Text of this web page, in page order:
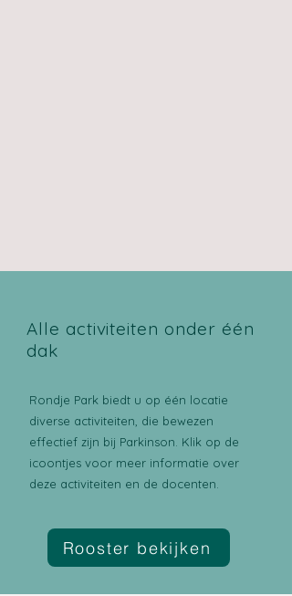
Alle activiteiten onder één
dak
Rondje Park biedt u op één locatie
diverse activiteiten, die bewezen
effectief zijn bij Parkinson. Klik op de
icoontjes voor meer informatie over
deze activiteiten en de docenten.
Rooster bekijken